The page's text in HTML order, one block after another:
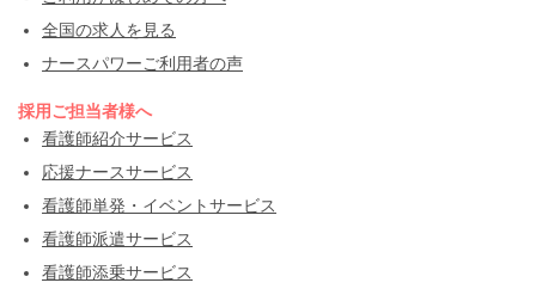
全国の求人を見る
ナースパワーご利用者の声
採用ご担当者様へ
看護師紹介サービス
応援ナースサービス
看護師単発・イベントサービス
看護師派遣サービス
看護師添乗サービス